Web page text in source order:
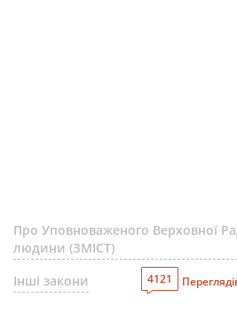
Про Уповноваженого Верховної
людини (ЗМІСТ)
Інші закони
4121